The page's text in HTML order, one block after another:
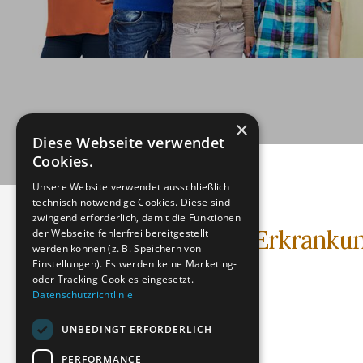
Herz-Kreislauf-
Audiodatei (MP3)
Dateigröße: 4.66 MB
Erstellt: 13-01-2024
Aktualisiert: 14-02-2024
×
Diese Webseite verwendet
Cookies.
Unsere Website verwendet ausschließlich
technisch notwendige Cookies. Diese sind
zwingend erforderlich, damit die Funktionen
der Webseite fehlerfrei bereitgestellt
werden können (z. B. Speichern von
Einstellungen). Es werden keine Marketing-
oder Tracking-Cookies eingesetzt.
Datenschutzrichtlinie
UNBEDINGT ERFORDERLICH
PERFORMANCE